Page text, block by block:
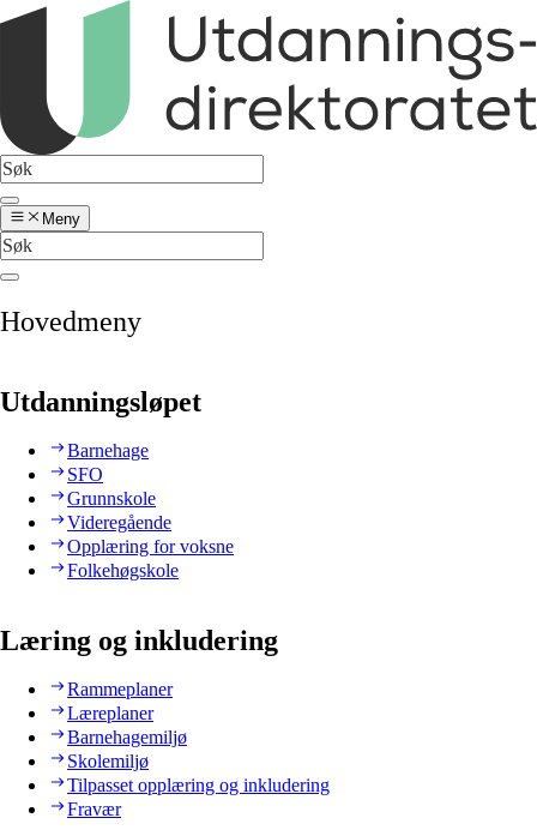
Meny
Hovedmeny
Utdanningsløpet
Barnehage
SFO
Grunnskole
Videregående
Opplæring for voksne
Folkehøgskole
Læring og inkludering
Rammeplaner
Læreplaner
Barnehagemiljø
Skolemiljø
Tilpasset opplæring og inkludering
Fravær